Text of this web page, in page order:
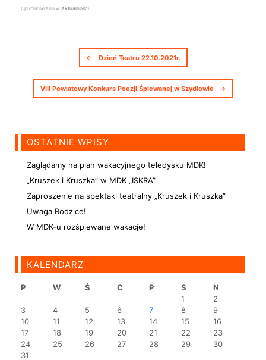
Opublikowano w Aktualności
Nawigacja postów
← Dzień Teatru 22.10.2021r.
VIII Powiatowy Konkurs Poezji Śpiewanej w Szydłowie →
OSTATNIE WPISY
Zaglądamy na plan wakacyjnego teledysku MDK!
„Kruszek i Kruszka” w MDK „ISKRA”
Zaproszenie na spektakl teatralny „Kruszek i Kruszka”
Uwaga Rodzice!
W MDK-u rozśpiewane wakacje!
KALENDARZ
P W Ś C P S
N
1
2
3
4 5 6 7 8
9
10
11 12 13 14 15
16
17
18 19 20 21 22
23
24
25 26 27 28 29
30
31